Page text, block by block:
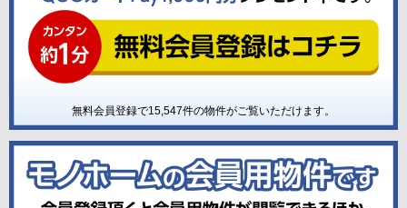
無料会員登録で15,547件の物件がご覧いただけます。